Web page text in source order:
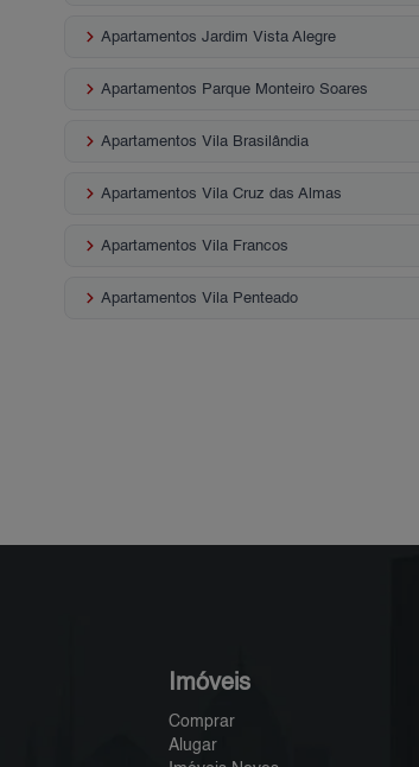
keyboard_arrow_right Apartamentos Jardim Vista Alegre
keyboard_arrow_right Apartamentos Parque Monteiro Soares
keyboard_arrow_right Apartamentos Vila Brasilândia
keyboard_arrow_right Apartamentos Vila Cruz das Almas
keyboard_arrow_right Apartamentos Vila Francos
keyboard_arrow_right Apartamentos Vila Penteado
Imóveis
Comprar
Alugar